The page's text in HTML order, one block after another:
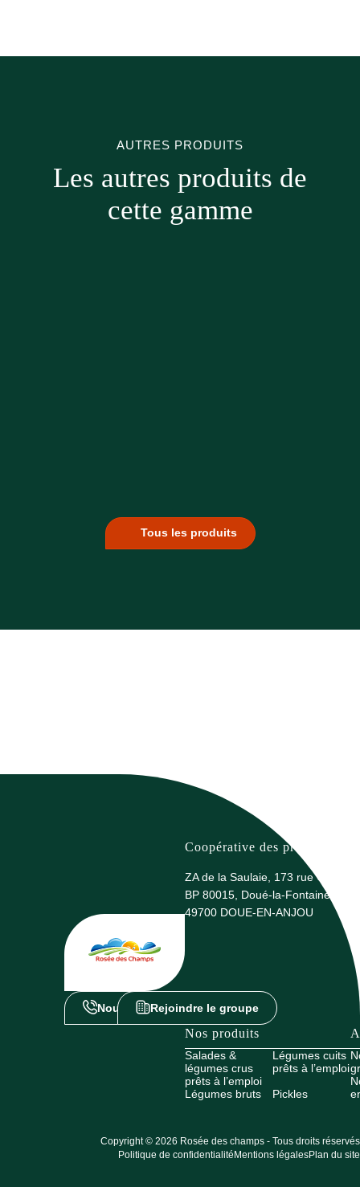
AUTRES PRODUITS
Les autres produits de
cette gamme
Tous les produits
Nous contacterRejoindre le groupe
Coopérative des producteurs
ZA de la Saulaie, 173 rue G. Eiffel
BP 80015, Doué-la-Fontaine
49700 DOUE-EN-ANJOU
Nos produits
Salades &
légumes crus
prêts à l’emploi
Légumes cuits
prêts à l’emploi
Légumes bruts
Pickles
Copyright © 2026 Rosée des champs - Tous droits réservés
Politique de confidentialitéMentions légalesPlan du site